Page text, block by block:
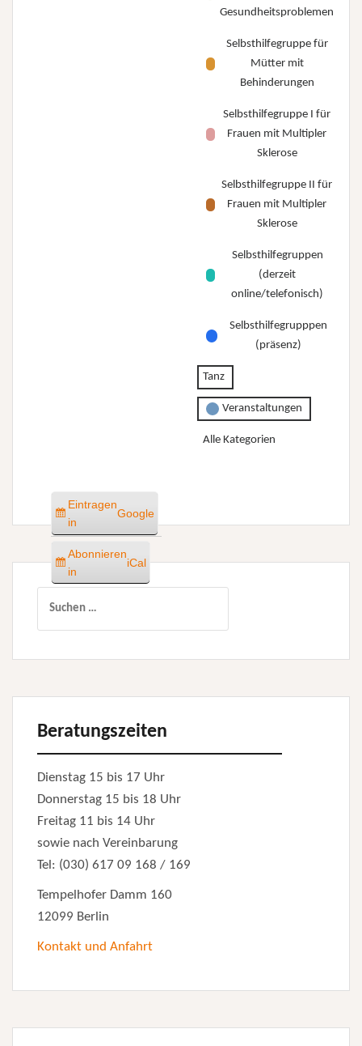
Gesundheitsproblemen
Selbsthilfegruppe für
Mütter mit
Behinderungen
Selbsthilfegruppe I für
Frauen mit Multipler
Sklerose
Selbsthilfegruppe II für
Frauen mit Multipler
Sklerose
Selbsthilfegruppen
(derzeit
online/telefonisch)
Selbsthilfegrupppen
(präsenz)
Tanz
Veranstaltungen
Alle Kategorien
Eintragen
in
Google
Abonnieren
in
iCal
Beratungszeiten
Dienstag 15 bis 17 Uhr
Donnerstag 15 bis 18 Uhr
Freitag 11 bis 14 Uhr
sowie nach Vereinbarung
Tel: (030) 617 09 168 / 169
Tempelhofer Damm 160
12099 Berlin
Kontakt und Anfahrt